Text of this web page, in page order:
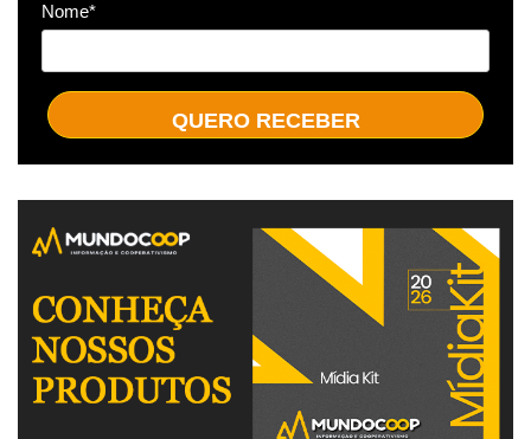
Nome*
QUERO RECEBER